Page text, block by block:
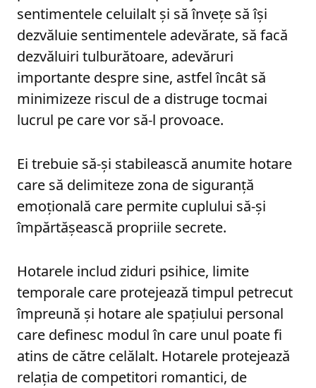
sentimentele celuilalt și să învețe să își
dezvăluie sentimentele adevărate, să facă
dezvăluiri tulburătoare, adevăruri
importante despre sine, astfel încât să
minimizeze riscul de a distruge tocmai
lucrul pe care vor să-l provoace.
Ei trebuie să-și stabilească anumite hotare
care să delimiteze zona de siguranță
emoțională care permite cuplului să-și
împărtășească propriile secrete.
Hotarele includ ziduri psihice, limite
temporale care protejează timpul petrecut
împreună și hotare ale spațiului personal
care definesc modul în care unul poate fi
atins de către celălalt. Hotarele protejează
relația de competitori romantici, de